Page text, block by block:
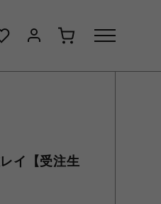
イ【受注生